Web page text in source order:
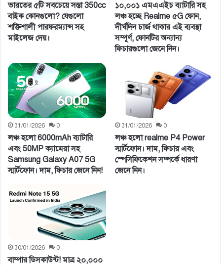
ভারতের ৫টি সবচেয়ে সস্তা 350cc
বাইক কোনগুলো? যেগুলো
শক্তিশালী পারফরম্যান্স সহ
মাইলেজ দেয়।
১০,০০১ এমএএইচ ব্যাটারি সহ
লঞ্চ হচ্ছে Realme ৫G ফোন,
দীর্ঘদিন চার্জ থাকার এই ব্যবস্থা
সম্পূর্ণ, ফোনটির অন্যান্য
ফিচারগুলো জেনে নিন।
31/01/2026 0
লঞ্চ হলো 6000mAh ব্যাটারি
এবং 50MP ক্যামেরা সহ
Samsung Galaxy A07 5G
স্মার্টফোন। দাম, ফিচার জেনে নিন!
31/01/2026 0
লঞ্চ হলো realme P4 Power
স্মার্টফোন। দাম, ফিচার এবং
স্পেসিফিকেশন সম্পর্কে ধারণা
জেনে নিন।
30/01/2026 0
বাম্পার ডিসকাউন্ট! মাত্র ২০,০০০